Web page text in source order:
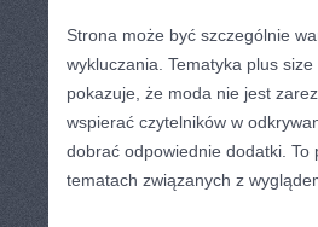
Strona może być szczególnie
wykluczania. Tematyka plus
pokazuje, że moda nie jest
wspierać czytelników w
dobrać odpowiednie dodatki.
tematach związanych z